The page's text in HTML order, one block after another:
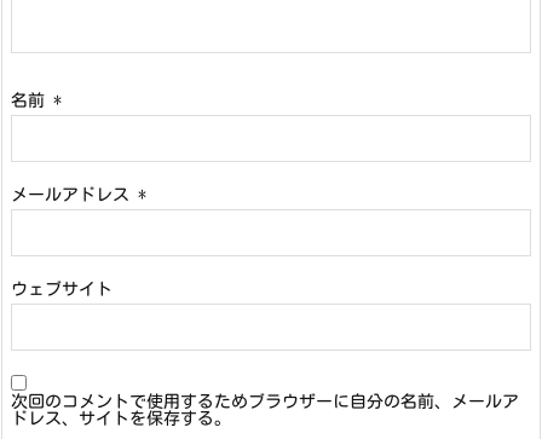
名前 *
メールアドレス *
ウェブサイト
次回のコメントで使用するためブラウザーに自分の名前、メールア
ドレス、サイトを保存する。